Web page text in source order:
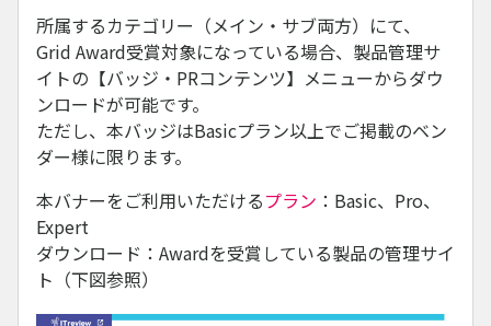
所属するカテゴリー（メイン・サブ両方）にて、
Grid Award受賞対象になっている場合、製品管理サ
イトの【バッジ・PRコンテンツ】メニューからダウ
ンロードが可能です。
ただし、本バッジはBasicプラン以上でご掲載のベン
ダー様に限ります。
本バナーをご利用いただけるプラン ：Basic、Pro、
Expert
ダウンロード：Awardを受賞している製品の管理サイ
ト（下図参照）